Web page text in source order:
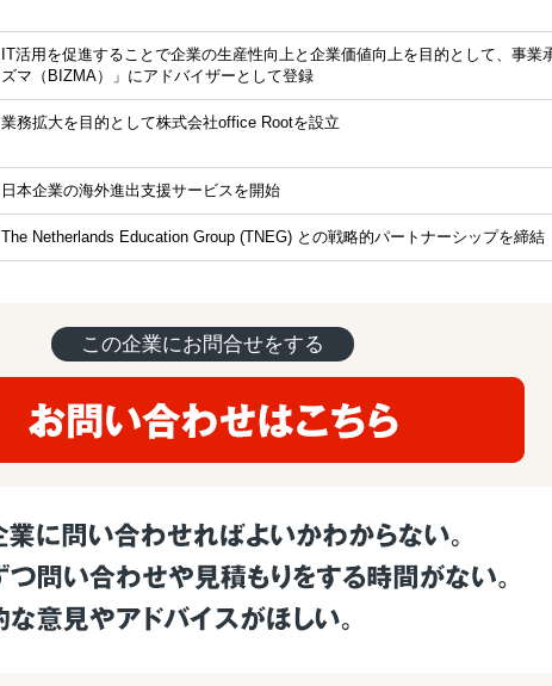
IT活用を促進することで企業の生産性向上と企業価値向上を目的として、事業
ズマ（BIZMA）」にアドバイザーとして登録
業務拡大を目的として株式会社office Rootを設立
日本企業の海外進出支援サービスを開始
The Netherlands Education Group (TNEG) との戦略的パートナーシップを締結
この企業にお問合せをする